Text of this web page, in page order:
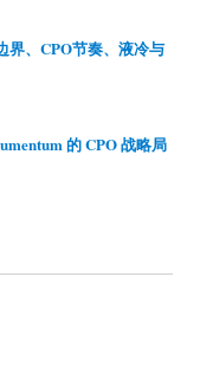
界、CPO节奏、液冷与
的 CPO 战略局